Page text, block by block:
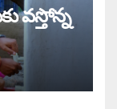
వస్తోన్న